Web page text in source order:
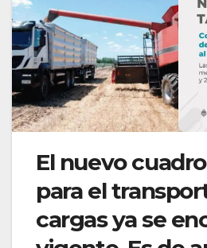
El nuevo
para el
cargas ya se